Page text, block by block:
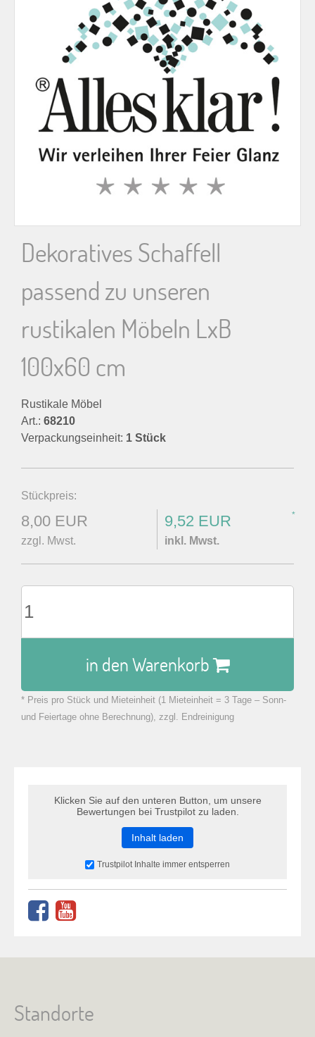
a
h
Dekoratives Schaffell
passend zu unseren
rustikalen Möbeln LxB
100x60 cm
Rustikale Möbel
Art.: 68210
Verpackungseinheit: 1 Stück
Stückpreis:
8,00 EUR
zzgl. Mwst.
9,52 EUR *
inkl. Mwst.
in den Warenkorb
zu Warenkorb hinzugefügt.
* Preis pro Stück und Mieteinheit (1 Mieteinheit = 3 Tage – Sonn-
und Feiertage ohne Berechnung), zzgl. Endreinigung
Klicken Sie auf den unteren Button, um unsere
Bewertungen bei Trustpilot zu laden.
Inhalt laden
Trustpilot Inhalte immer entsperren
Standorte